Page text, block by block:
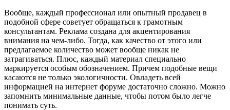
Вообще, каждый профессионал или опытный продавец в
подобной сфере советует обращаться к грамотным
консультантам. Реклама создана для акцентирования
внимания на чем-либо. Тогда, как качество от этого или
предлагаемое количество может вообще никак не
затрагиваться. Плюс, каждый материал специально
маркируется особым обозначением. Причем подобные вещи
касаются не только экологичности. Овладеть всей
информацией на интернет форуме достаточно сложно. Можно
запомнить минимальные данные, чтобы потом было легче
понимать суть.